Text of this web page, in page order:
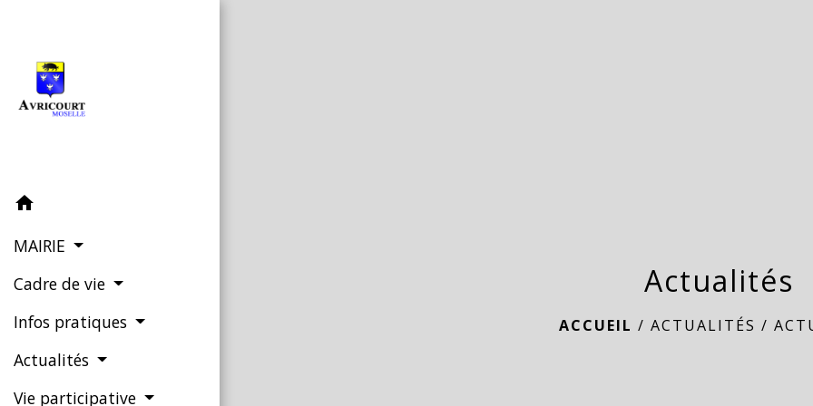
home
MAIRIE
Cadre de vie
Infos pratiques
Actualités
Vie participative
Actualités
ACCUEIL /ACTUALITÉS /